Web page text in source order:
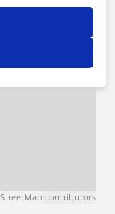
contributors